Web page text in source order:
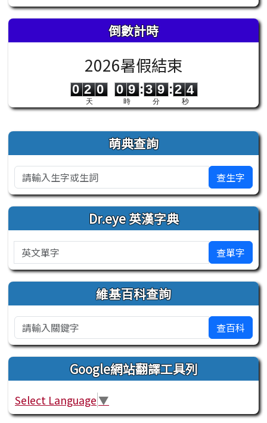
倒數計時
2026暑假結束
0
2
2
0
0
天
0
0
9
9
時
:
3
3
9
9
分
:
2
2 3
秒
右邊區域內容 萌典查詢
查生字
Dr.eye 英漢字典
英文單字 查單字
維基百科查詢
查百科
Google網站翻譯工具列
Select Language ▼